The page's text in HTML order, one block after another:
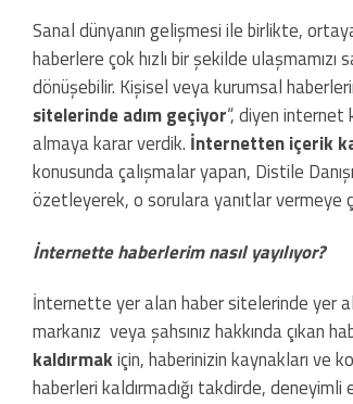
Sanal dünyanın gelişmesi ile birlikte,
haberlere çok hızlı bir şekilde
dönüşebilir. Kişisel veya kurumsal
sitelerinde adım geçiyor“, diyen internet
almaya karar verdik. İnternetten içerik
konusunda çalışmalar yapan, Distile
özetleyerek, o sorulara yanıtlar vermeye
İnternette haberlerim nasıl yayılıyor?
İnternette yer alan haber sitelerinde yer
markanız veya şahsınız hakkında çıkan
kaldırmakiçin, haberinizin kaynakları ve
haberleri kaldırmadığı takdirde, deneyimli